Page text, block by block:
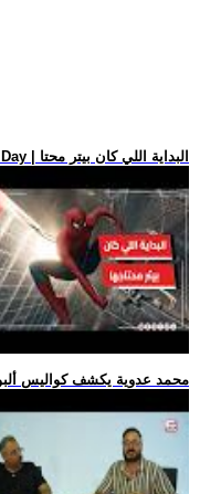
.. فيلم Spider-Man: Brand New Day | البداية اللي كان بيتر محتا
.. محمد عدوية يكشف كواليس